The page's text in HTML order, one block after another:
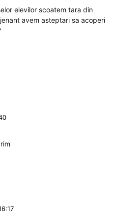
elevilor scoatem tara din
avem asteptari sa acoperi